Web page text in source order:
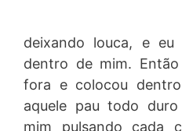
deixando louca, e eu
dentro de mim.
fora e colocou
aquele pau todo
mim pulsando cada